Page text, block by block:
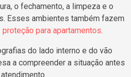
o fechamento, a limpeza e o
Esses ambientes também fazem
para apartamentos.
do lado interno e do vão
a compreender a situação antes